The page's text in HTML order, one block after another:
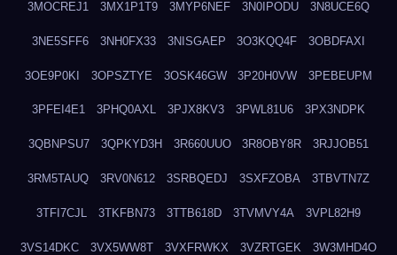
3MOCREJ1 3MX1P1T9 3MYP6NEF 3N0IPODU 3N8UCE6Q
3NE5SFF6 3NH0FX33 3NISGAEP 3O3KQQ4F 3OBDFAXI
3OE9P0KI 3OPSZTYE 3OSK46GW 3P20H0VW 3PEBEUPM
3PFEI4E1 3PHQ0AXL 3PJX8KV3 3PWL81U6 3PX3NDPK
3QBNPSU7 3QPKYD3H 3R660UUO 3R8OBY8R 3RJJOB51
3RM5TAUQ 3RV0N612 3SRBQEDJ 3SXFZOBA 3TBVTN7Z
3TFI7CJL 3TKFBN73 3TTB618D 3TVMVY4A 3VPL82H9
3VS14DKC 3VX5WW8T 3VXFRWKX 3VZRTGEK 3W3MHD4O